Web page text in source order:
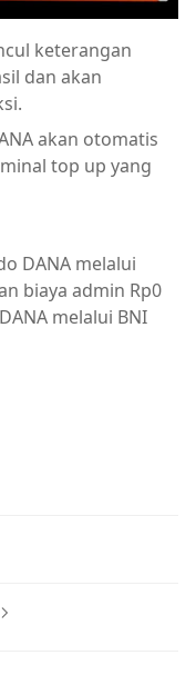
keterangan
dan akan
akan otomatis
top up yang
DANA melalui
biaya admin Rp0
melalui BNI